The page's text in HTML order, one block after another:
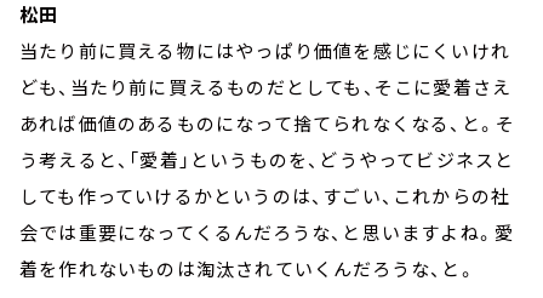
松田
当たり前に買える物にはやっぱり価値を感じにくいけれ
ども、当たり前に買えるものだとしても、そこに愛着さえ
あれば価値のあるものになって捨てられなくなる、と。そ
う考えると、「愛着」というものを、どうやってビジネスと
しても作っていけるかというのは、すごい、これからの社
会では重要になってくるんだろうな、と思いますよね。愛
着を作れないものは淘汰されていくんだろうな、と。